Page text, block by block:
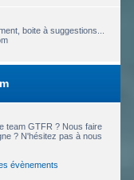
boite à suggestions...
team GTFR ? Nous faire
? N'hésitez pas à nous
évènements